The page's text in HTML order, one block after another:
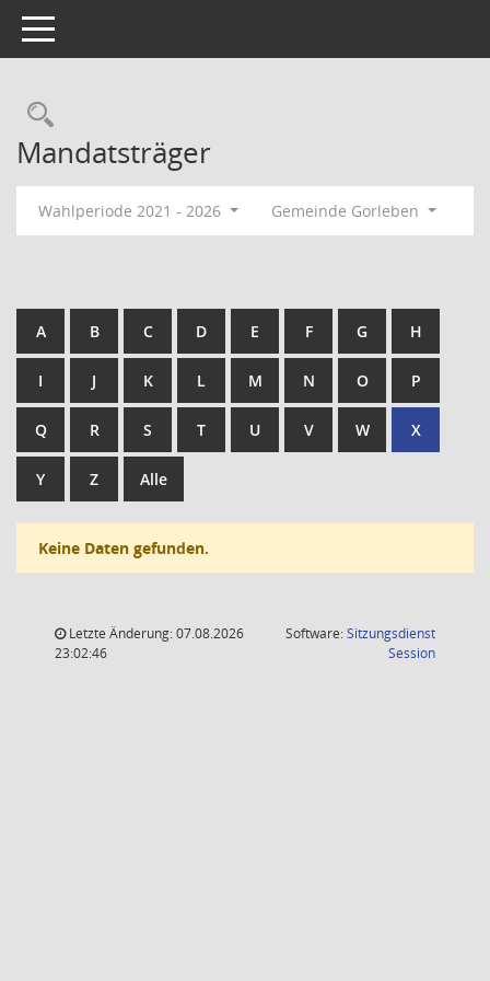
Toggle navigation
Rechercheauswahl
Mandatsträger
Wahlperiode 2021 - 2026 Gemeinde Gorleben
A B C D E F G H
I J K L M N O P
Q R S T U V W X
Y Z Alle
Keine Daten gefunden.
Letzte Änderung: 07.08.2026
23:02:46
Software:Sitzungsdienst
Session(Wird in